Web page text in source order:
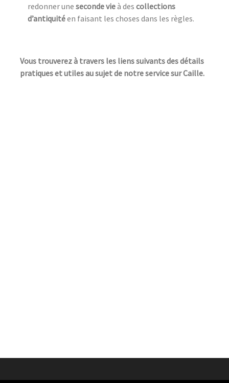
redonner une seconde vieà des collections
d’antiquitéen faisant les choses dans les règles.
Vous trouverez à travers les liens suivants des détails
pratiques et utiles au sujet de notre service sur Caille.